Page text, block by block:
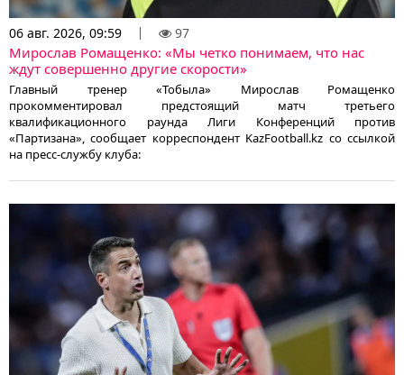
06 авг. 2026, 09:59 97
Мирослав Ромащенко: «Мы четко понимаем, что нас
ждут совершенно другие скорости»
Главный тренер «Тобыла» Мирослав Ромащенко
прокомментировал предстоящий матч третьего
квалификационного раунда Лиги Конференций против
«Партизана», сообщает корреспондент KazFootball.kz со ссылкой
на пресс-службу клуба: